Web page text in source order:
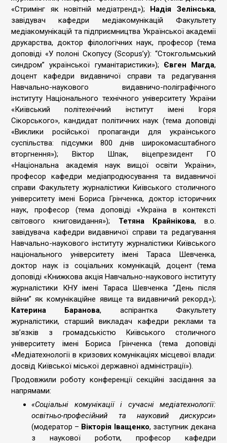
«Стримінг як новітній медіатренд»); Надія Зелінська,
завідувач кафедри медіакомунікацій Факультету
медіакомунікацій та підприємництва Української академії
друкарства, доктор філологічних наук, професор (тема
доповіді «У полоні Скопусу (Scopus’у): “Стокгольмський
синдром” української гуманітаристики»); Євген Магда,
доцент кафедри видавничої справи та редагування
Навчально-наукового видавничо-поліграфічного
інституту Національного технічного університету України
«Київський політехнічний інститут імені Ігоря
Сікорського», кандидат політичних наук (тема доповіді
«Виклики російської пропаганди для українського
суспільства: підсумки 800 днів широкомасштабного
вторгнення»); Віктор Шпак, віцепрезидент ГО
«Національна академія наук вищої освіти України»,
професор кафедри медіапродюсування та видавничої
справи Факультету журналістики Київського столичного
університету імені Бориса Грінченка, доктор історичних
наук, професор (тема доповіді «Україна в контексті
світового книговидання»); Тетяна Крайнікова, в.о.
завідувача кафедри видавничої справи та редагування
Навчально-наукового інституту журналістики Київського
національного університету імені Тараса Шевченка,
доктор наук із соціальних комунікацій, доцент (тема
доповіді «Книжкова акція Навчально-наукового інституту
журналістики КНУ імені Тараса Шевченка “День після
війни” як комунікаційне явище та видавничий рекорд»);
Катерина Баранова, аспірантка Факультету
журналістики, старший викладач кафедри реклами та
зв’язків з громадськістю Київського столичного
університету імені Бориса Грінченка (тема доповіді
«Медіатехнології в кризових комунікаціях місцевої влади:
досвід Київської міської державної адміністрації»).
Продовжили роботу конференції секційні засідання за
напрямами:
«Соціальні комунікації і сучасні медіатехнології:
освітньо-професійний та науковий дискурси»
(модератор – Вікторія Іващенко, заступник декана
з наукової роботи, професор кафедри